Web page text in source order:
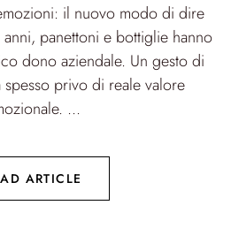
il nuovo modo di dire
anni, panettoni e bottiglie hanno
dono aziendale. Un gesto di
privo di reale valore
...
ARTICLE